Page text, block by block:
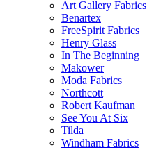
Art Gallery Fabrics
Benartex
FreeSpirit Fabrics
Henry Glass
In The Beginning
Makower
Moda Fabrics
Northcott
Robert Kaufman
See You At Six
Tilda
Windham Fabrics